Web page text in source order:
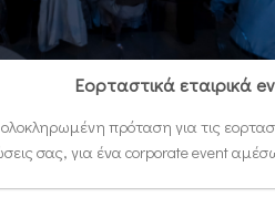
Εορταστικά εταιρικά
πρόταση για τις
σας, για ένα corporate event